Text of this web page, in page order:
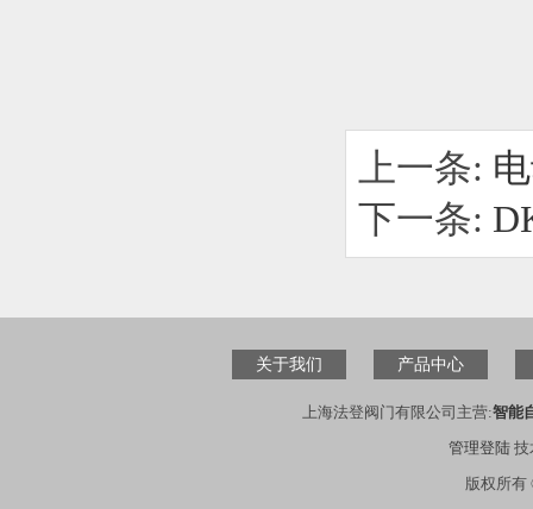
上一条:
下一条:
关于我们 产品中心
上海法登阀门有限公司主营:智能
管理登陆技
版权所